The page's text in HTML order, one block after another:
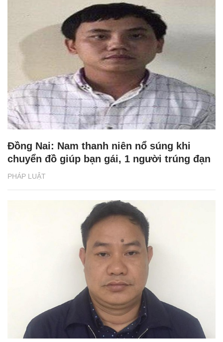
PHÁP LUẬT
Đồng Nai: Nam thanh niên nổ súng khi
chuyển đồ giúp bạn gái, 1 người trúng đạn